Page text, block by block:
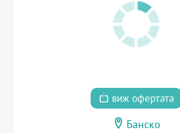
виж офертата
Банско